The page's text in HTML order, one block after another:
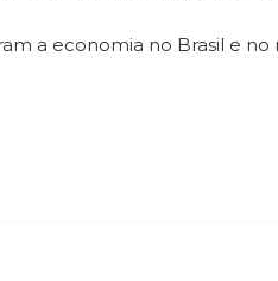
a economia no Brasil e no